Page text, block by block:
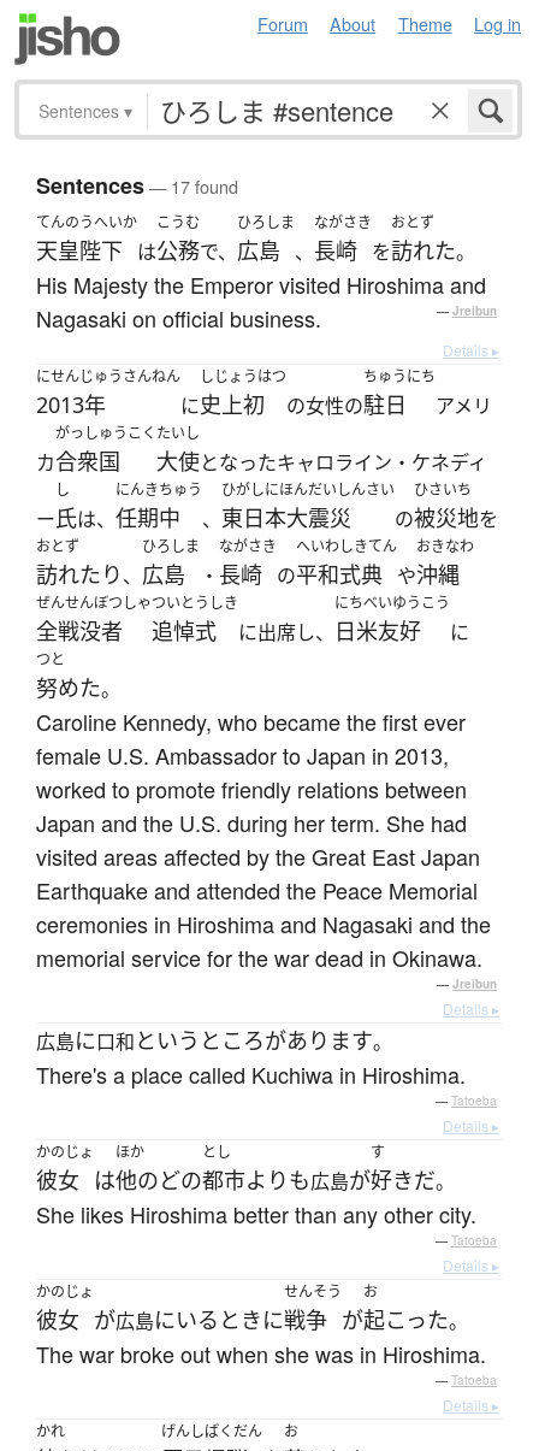
Forum About Theme Log in
Sentences ▾
Sentences— 17 found
てんのうへいか
天皇陛下 は
こうむ
公務で、
ひろしま
広島 、
ながさき
長崎 を
おとず
訪れた。
His Majesty the Emperor visited Hiroshima and
Nagasaki on official business.
— Jreibun
Details ▸
にせんじゅうさんねん
2013年 に
しじょうはつ
史上初 の女性の
ちゅうにち
駐日 アメリ
カ
がっしゅうこく
合衆国
たいし
大使となったキャロライン・ケネディ
ー
し
氏は、
にんきちゅう
任期中 、
ひがしにほんだいしんさい
東日本大震災 の
ひさいち
被災地を
おとず
訪れたり、
ひろしま
広島 ・
ながさき
長崎 の
へいわしきてん
平和式典 や
おきなわ
沖縄
ぜんせんぼつしゃ
全戦没者
ついとうしき
追悼式 に出席し、
にちべいゆうこう
日米友好 に
つと
努めた。
Caroline Kennedy, who became the first ever
female U.S. Ambassador to Japan in 2013,
worked to promote friendly relations between
Japan and the U.S. during her term. She had
visited areas affected by the Great East Japan
Earthquake and attended the Peace Memorial
ceremonies in Hiroshima and Nagasaki and the
memorial service for the war dead in Okinawa.
— Jreibun
Details ▸
広島に口和というところがあります。
There's a place called Kuchiwa in Hiroshima.
— Tatoeba
Details ▸
かのじょ
彼女 は
ほか
他のどの
とし
都市よりも広島が
す
好きだ。
She likes Hiroshima better than any other city.
— Tatoeba
Details ▸
かのじょ
彼女 が広島にいる ときに
せんそう
戦争 が
お
起こった。
The war broke out when she was in Hiroshima.
— Tatoeba
Details ▸
かれ
げんしばくだん お